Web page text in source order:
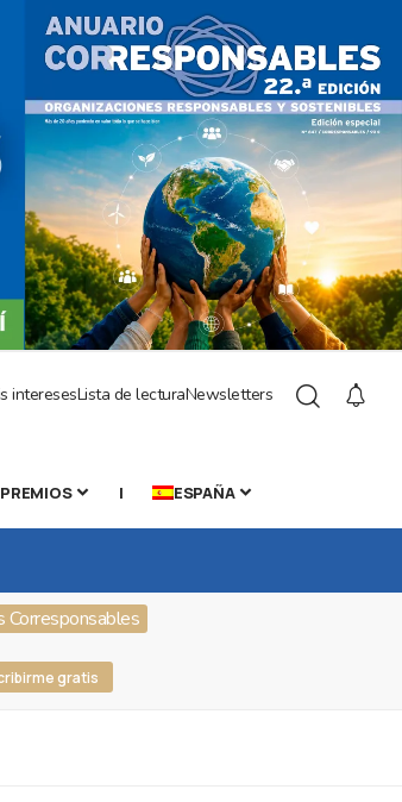
interesesLista de lecturaNewsletters
PREMIOS | ESPAÑA
Corresponsables
gratis